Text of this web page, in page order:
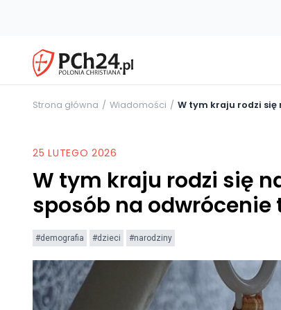
Strona główna Wiadomości W tym kraju rodzi się
25 LUTEGO 2026
W tym kraju rodzi się
sposób na odwrócenie
#demografia #dzieci #narodziny